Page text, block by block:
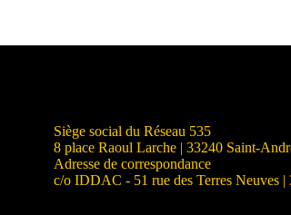
Siège social du Réseau 535
8 place Raoul Larche | 33240 Saint-
Adresse de correspondance
c/o IDDAC - 51 rue des Terres Neuves |